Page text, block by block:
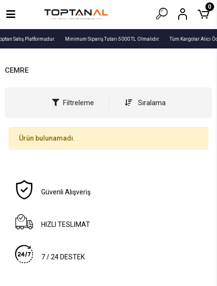
Satış Platformudur. Minimum Sipariş Tutarı 5000 TL Olmalıdır. Tüm Kargolar Alıcı
0
CEMRE
Filtreleme Sıralama
Ürün bulunamadı.
Güvenli Alışveriş
HIZLI TESLİMAT
7 / 24 DESTEK